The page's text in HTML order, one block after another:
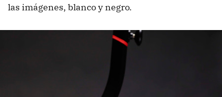
las imágenes, blanco y negro.